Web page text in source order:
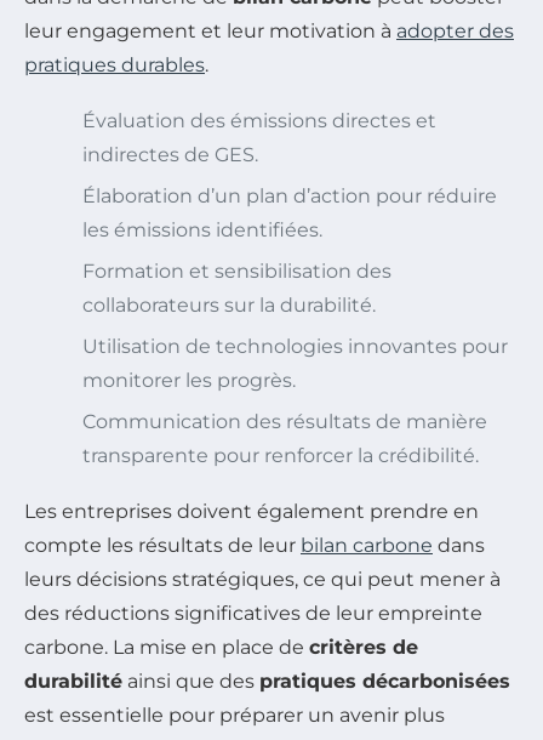
leur engagement et leur motivation à adopter des
pratiques durables.
Évaluation des émissions directes et
indirectes de GES.
Élaboration d’un plan d’action pour réduire
les émissions identifiées.
Formation et sensibilisation des
collaborateurs sur la durabilité.
Utilisation de technologies innovantes pour
monitorer les progrès.
Communication des résultats de manière
transparente pour renforcer la crédibilité.
Les entreprises doivent également prendre en
compte les résultats de leur bilan carbone dans
leurs décisions stratégiques, ce qui peut mener à
des réductions significatives de leur empreinte
carbone. La mise en place de critères de
durabilité ainsi que des pratiques décarbonisées
est essentielle pour préparer un avenir plus